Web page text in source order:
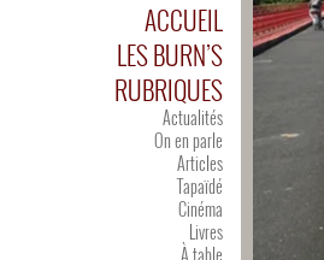
ACCUEIL
LES BURN’S
RUBRIQUES
Actualités
On en parle
Articles
Tapaïdé
Cinéma
Livres
À table